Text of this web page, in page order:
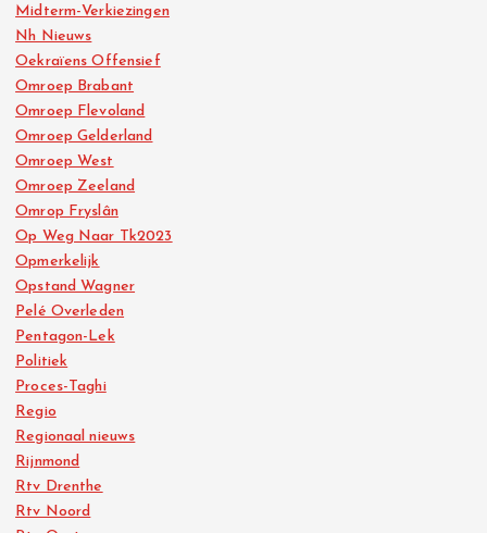
Midterm-Verkiezingen
Nh Nieuws
Oekraïens Offensief
Omroep Brabant
Omroep Flevoland
Omroep Gelderland
Omroep West
Omroep Zeeland
Omrop Fryslân
Op Weg Naar Tk2023
Opmerkelijk
Opstand Wagner
Pelé Overleden
Pentagon-Lek
Politiek
Proces-Taghi
Regio
Regionaal nieuws
Rijnmond
Rtv Drenthe
Rtv Noord